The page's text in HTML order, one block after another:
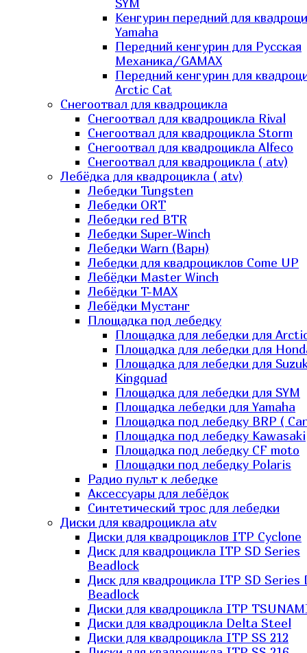
SYM
Кенгурин передний для
Yamaha
Передний кенгурин для Русская
Механика/GAMAX
Передний кенгурин для
Arctic Cat
Снегоотвал для квадроцикла
Снегоотвал для квадроцикла Rival
Снегоотвал для квадроцикла Storm
Снегоотвал для квадроцикла Alfeco
Снегоотвал для квадроцикла ( atv)
Лебёдка для квадроцикла ( atv)
Лебедки Tungsten
Лебедки ORT
Лебедки red BTR
Лебедки Super-Winch
Лебедки Warn (Варн)
Лебедки для квадроциклов Come UP
Лебёдки Master Winch
Лебёдки T-MAX
Лебёдки Мустанг
Площадка под лебедку
Площадка для лебедки для
Площадка для лебедки для
Площадка для лебедки для
Kingquad
Площадка для лебедки для SYM
Площадка лебедки для Yamaha
Площадка под лебедку BRP (
Площадка под лебедку Kawasaki
Площадка под лебедку СF moto
Площадки под лебедку Polaris
Радио пульт к лебедке
Аксессуары для лебёдок
Синтетический трос для лебедки
Диски для квадроцикла atv
Диски для квадроциклов ITP Cyclone
Диск для квадроцикла ITP SD Series
Beadlock
Диск для квадроцикла ITP SD Series
Beadlock
Диски для квадроцикла ITP
Диски для квадроцикла Delta Steel
Диски для квадроцикла ITP SS 212